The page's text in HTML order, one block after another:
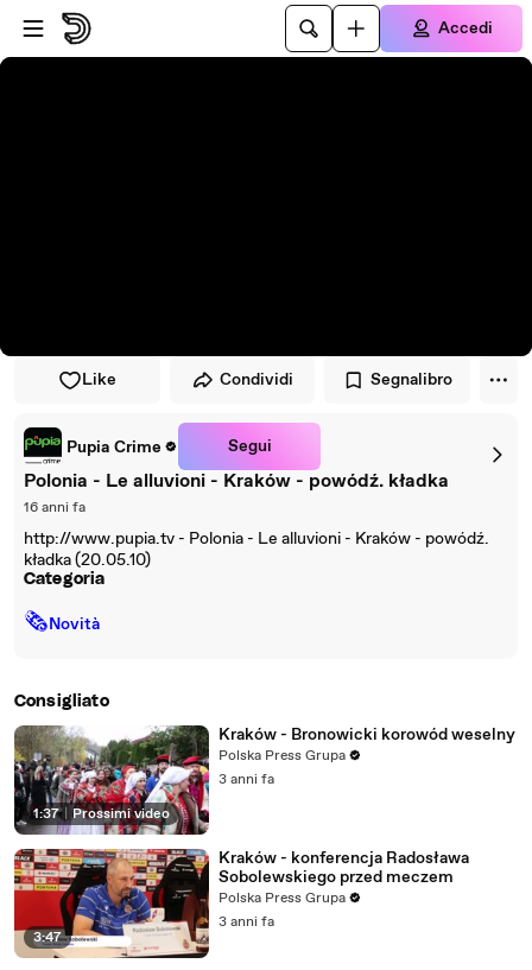
Vai al lettore
Passa al contenuto principale
Accedi
Like Condividi Segnalibro
Pupia Crime Segui
Polonia - Le alluvioni - Kraków - powódź. kładka
16 anni fa
http://www.pupia.tv - Polonia - Le alluvioni - Kraków - powódź.
kładka (20.05.10)
Categoria
🗞Novità
Consigliato
1:37 Prossimi video
Kraków - Bronowicki korowód weselny
Polska Press Grupa
3 anni fa
3:47
Kraków - konferencja Radosława
Sobolewskiego przed meczem
Polska Press Grupa
3 anni fa